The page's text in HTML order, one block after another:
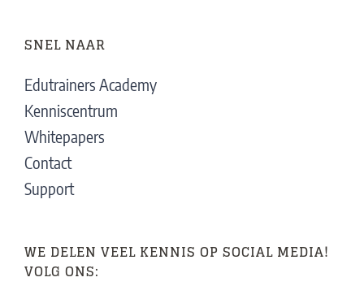
SNEL NAAR
Edutrainers Academy
Kenniscentrum
Whitepapers
Contact
Support
WE DELEN VEEL KENNIS OP SOCIAL MEDIA!
VOLG ONS: